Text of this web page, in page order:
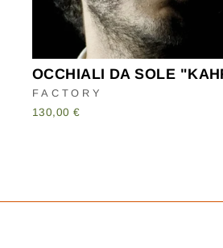
OCCHIALI DA SOLE
FACTORY
130,00 €